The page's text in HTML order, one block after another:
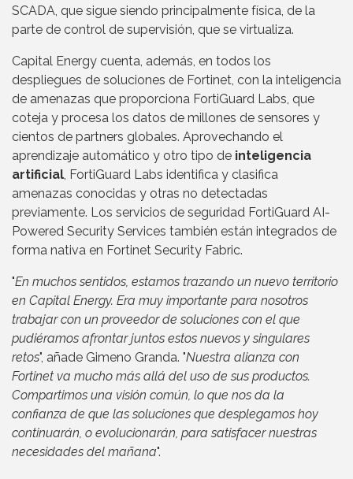
SCADA, que sigue siendo principalmente física, de la
parte de control de supervisión, que se virtualiza.
Capital Energy cuenta, además, en todos los
despliegues de soluciones de Fortinet, con la inteligencia
de amenazas que proporciona FortiGuard Labs, que
coteja y procesa los datos de millones de sensores y
cientos de partners globales. Aprovechando el
aprendizaje automático y otro tipo de inteligencia
artificial, FortiGuard Labs identifica y clasifica
amenazas conocidas y otras no detectadas
previamente. Los servicios de seguridad FortiGuard AI-
Powered Security Services también están integrados de
forma nativa en Fortinet Security Fabric.
"En muchos sentidos, estamos trazando un nuevo territorio
en Capital Energy. Era muy importante para nosotros
trabajar con un proveedor de soluciones con el que
pudiéramos afrontar juntos estos nuevos y singulares
retos", añade Gimeno Granda. "Nuestra alianza con
Fortinet va mucho más allá del uso de sus productos.
Compartimos una visión común, lo que nos da la
confianza de que las soluciones que desplegamos hoy
continuarán, o evolucionarán, para satisfacer nuestras
necesidades del mañana".